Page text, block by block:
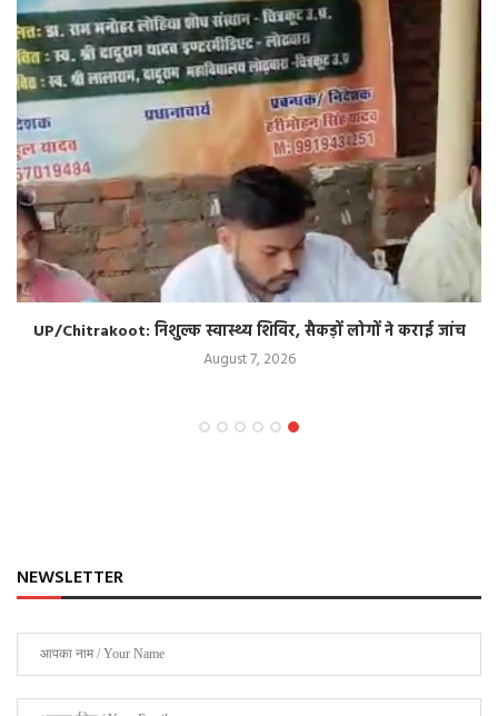
UP/Chitrakoot: निशुल्क स्वास्थ्य शिविर, सैकड़ों लोगों ने कराई जांच
August 7, 2026
NEWSLETTER